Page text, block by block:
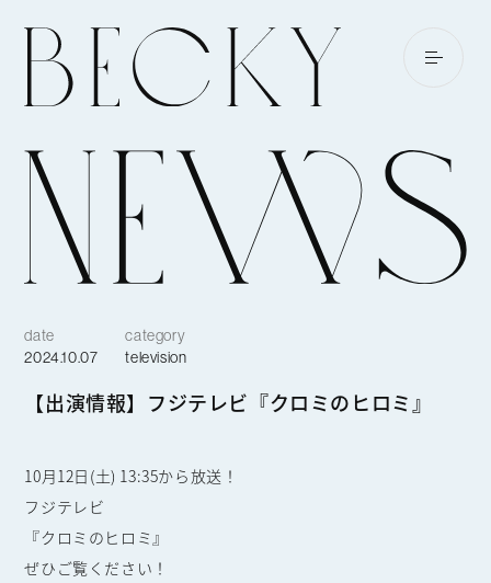
date
2024.10.07
category
television
【出演情報】フジテレビ『クロミのヒロミ』
10月12日(土) 13:35から放送！
フジテレビ
『クロミのヒロミ』
ぜひご覧ください！